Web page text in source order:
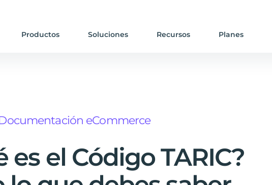
Productos Soluciones Recursos Planes
eCommerce
es el Código TARIC?